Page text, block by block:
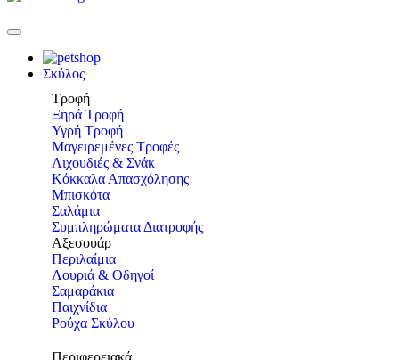
Σκύλος
Τροφή
Ξηρά Τροφή
Υγρή Τροφή
Μαγειρεμένες Τροφές
Λιχουδιές & Σνάκ
Κόκκαλα Απασχόλησης
Μπισκότα
Σαλάμια
Συμπληρώματα Διατροφής
Αξεσουάρ
Περιλαίμια
Λουριά & Οδηγοί
Σαμαράκια
Παιχνίδια
Ρούχα Σκύλου
Περιφερειακά